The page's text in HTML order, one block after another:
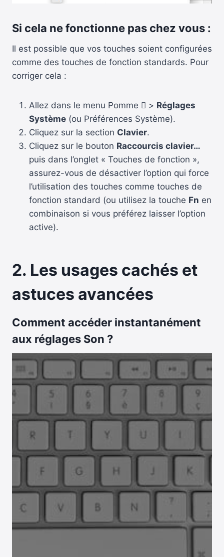
Si cela ne fonctionne pas chez vous :
Il est possible que vos touches soient configurées
comme des touches de fonction standards. Pour
corriger cela :
Allez dans le menu Pomme  > Réglages
Système (ou Préférences Système).
Cliquez sur la section Clavier.
Cliquez sur le bouton Raccourcis clavier…
puis dans l’onglet « Touches de fonction »,
assurez-vous de désactiver l’option qui force
l’utilisation des touches comme touches de
fonction standard (ou utilisez la touche Fn en
combinaison si vous préférez laisser l’option
active).
2. Les usages cachés et
astuces avancées
Comment accéder instantanément
aux réglages Son ?